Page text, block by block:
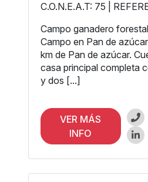
C.O.N.E.A.T: 75 |
Campo ganadero
Campo en Pan de
km de Pan de azúcar.
casa principal completa
y dos [...]
VER MÁS
INFO